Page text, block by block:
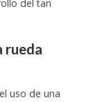
del tan
rueda
uso de una